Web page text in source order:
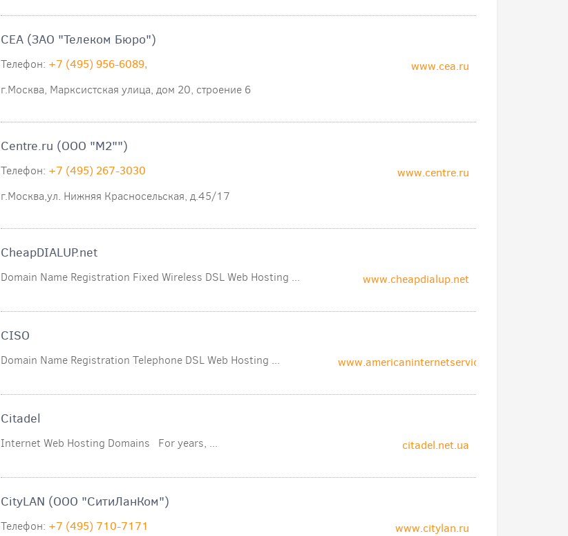
CEA (ЗАО "Телеком Бюро")
www.cea.ru
Телефон: +7 (495) 956-6089,
г.Москва, Марксистская улица, дом 20, строение 6
Centre.ru (ООО "М2"")
www.centre.ru
Телефон: +7 (495) 267-3030
г.Москва,ул. Нижняя Красносельская, д.45/17
CheapDIALUP.net
www.cheapdialup.net
Domain Name Registration Fixed Wireless DSL Web Hosting ...
CISO
www.americaninternetservice.com
Domain Name Registration Telephone DSL Web Hosting ...
Citadel
citadel.net.ua
Internet Web Hosting Domains For years, ...
CityLAN (ООО "СитиЛанКом")
www.citylan.ru
Телефон: +7 (495) 710-7171